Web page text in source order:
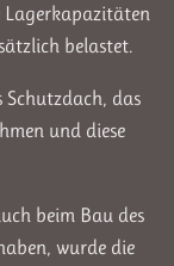
Lagerkapazitäten
belastet.
Schutzdach, das
und diese
beim Bau des
wurde die